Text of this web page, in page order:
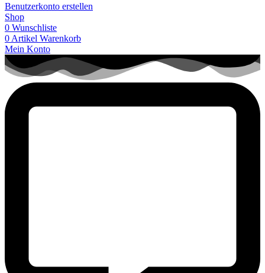
Benutzerkonto erstellen
Shop
0 Wunschliste
0 Artikel Warenkorb
Mein Konto